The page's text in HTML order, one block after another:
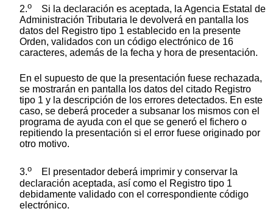
2.o Si la declaración es aceptada, la Agencia Estatal de
Administración Tributaria le devolverá en pantalla los
datos del Registro tipo 1 establecido en la presente
Orden, validados con un código electrónico de 16
caracteres, además de la fecha y hora de presentación.
En el supuesto de que la presentación fuese rechazada,
se mostrarán en pantalla los datos del citado Registro
tipo 1 y la descripción de los errores detectados. En este
caso, se deberá proceder a subsanar los mismos con el
programa de ayuda con el que se generó el fichero o
repitiendo la presentación si el error fuese originado por
otro motivo.
3.o El presentador deberá imprimir y conservar la
declaración aceptada, así como el Registro tipo 1
debidamente validado con el correspondiente código
electrónico.